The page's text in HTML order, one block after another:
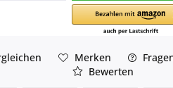
Merken
Bewerten